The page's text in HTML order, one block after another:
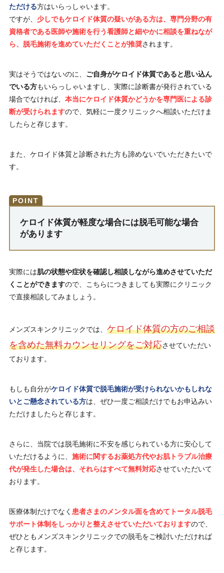
ただける方はいらっしゃいます。
ですが、 少しでもケロイド体質の疑いがある方は、専門分野の有
資格者である医師や施術を行う看護師と細やかに相談を重ねなが
ら、脱毛施術を進めていただくことが推奨されます。
実はそうではないのに、 ご自身がケロイド体質であると思い込ん
でいる方もいらっしゃいますし、実際に診断書が発行されている
場合でなければ、 本当にケロイド体質かどうかを専門医による診
断が受けられますので、気軽に一度クリニックへ相談いただけま
したらと存じます。
また、ケロイド体質と診断された方も諦めないでいただきたいで
す。
ケロイド体質が軽度な場合には脱毛可能な場合
があります
実際には肌の状態や症状を確認し相談しながら進めさせていただ
くことができますので、こちらにつきましても実際にクリニック
で直接相談してみましょう。
メンズスキンクリニックでは、 ケロイド体質の方のご相談
を含めた無料カウンセリングをご対応させていただい
ております。
もしも自分がケロイド体質で脱毛施術が受けられないかもしれな
いとご懸念されている方は、ぜひ一度ご相談だけでもお申込みい
ただけましたらと存じます。
さらに、当院では脱毛施術に不安を感じられている方に安心して
いただけるように、 施術に関するお薬処方代やお肌トラブル治療
代が発生した場合は、それらはすべて無料対応させていただいて
おります。
医療体制だけでなく 患者さまのメンタル面を含めてトータル脱毛
サポート体制をしっかりと整えさせていただいておりますので、
ぜひともメンズスキンクリニックでの脱毛をご検討いただければ
と存じます。